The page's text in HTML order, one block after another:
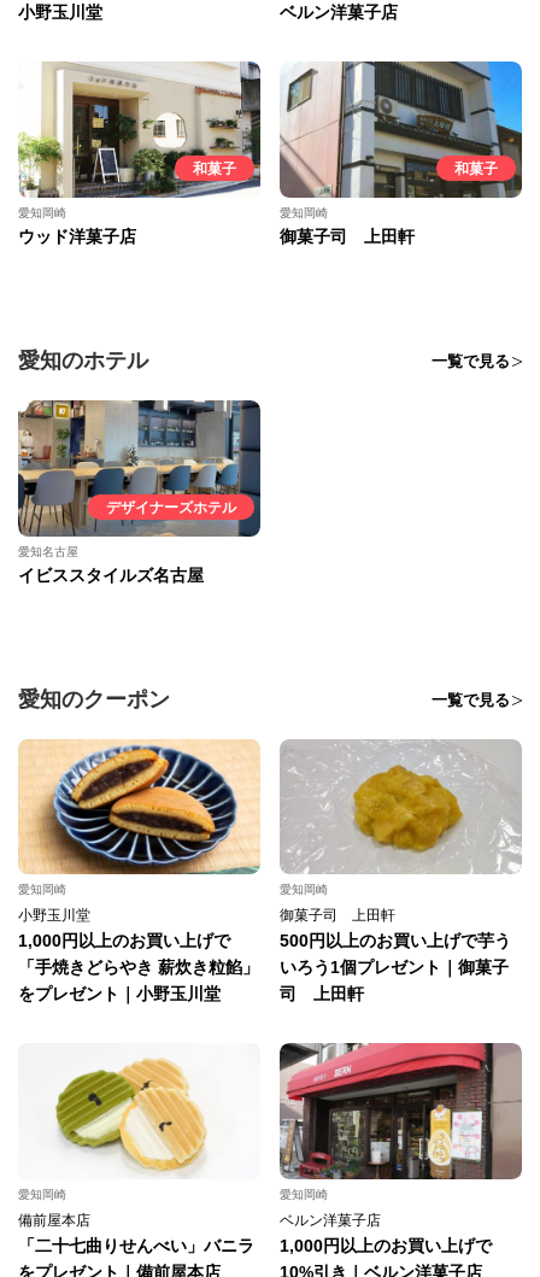
小野玉川堂 ベルン洋菓子店
和菓子
愛知岡崎
ウッド洋菓子店
和菓子
愛知岡崎
御菓子司 上田軒
愛知のホテル 一覧で見る
デザイナーズホテル
愛知名古屋
イビススタイルズ名古屋
愛知のクーポン 一覧で見る
愛知岡崎
小野玉川堂
1,000円以上のお買い上げで
「手焼きどらやき 薪炊き粒餡」
をプレゼント｜小野玉川堂
愛知岡崎
御菓子司 上田軒
500円以上のお買い上げで芋う
いろう1個プレゼント｜御菓子
司 上田軒
愛知岡崎
備前屋本店
「二十七曲りせんべい」バニラ
をプレゼント｜備前屋本店
愛知岡崎
ベルン洋菓子店
1,000円以上のお買い上げで
10%引き｜ベルン洋菓子店